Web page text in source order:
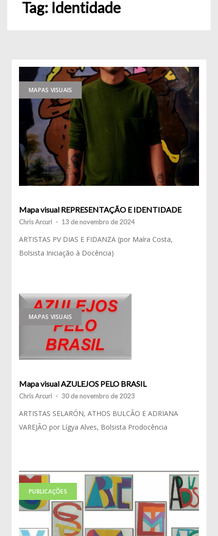
Tag: Identidade
MAPAS VISUAIS
Mapa visual REPRESENTAÇÃO E IDENTIDADE
Chris Arcuri - 13 de novembro de 2024
ARTISTAS PV DIAS E FIDANZA (por Maíra Costa,
Bolsista Iniciação à Docência)
MAPAS VISUAIS
Mapa visual AZULEJOS PELO BRASIL
Chris Arcuri - 30 de novembro de 2023
ARTISTAS SELARÓN, ATHOS BULCÃO E ADRIANA
VAREJÃO por Lígya Alves, Bolsista Prodocência
PUBLICAÇÕES